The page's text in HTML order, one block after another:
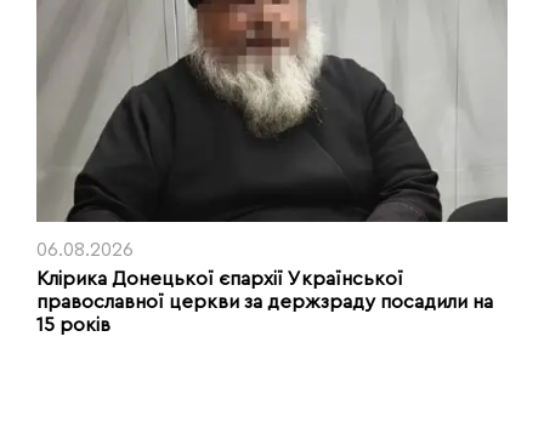
06.08.2026
Клірика Донецької єпархії Української
православної церкви за держзраду посадили на
15 років